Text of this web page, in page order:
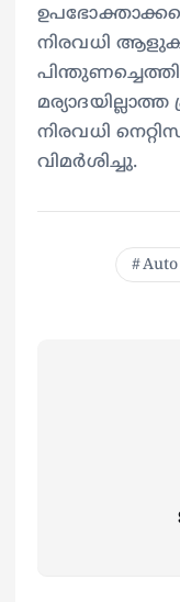
നിരവധി
നിരവധി
വിമർശിച്ചു.